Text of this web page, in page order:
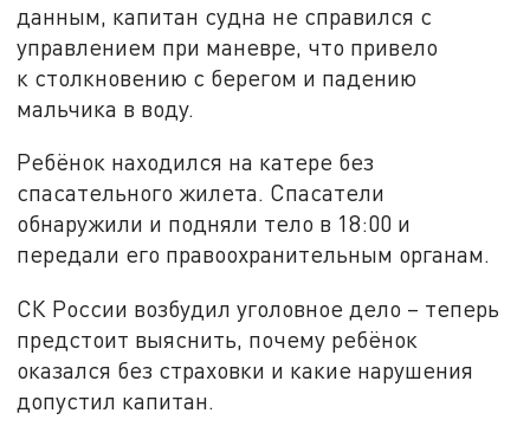
данным, капитан судна не справился с
управлением при маневре, что привело
к столкновению с берегом и падению
мальчика в воду.
Ребёнок находился на катере без
спасательного жилета. Спасатели
обнаружили и подняли тело в 18:00 и
передали его правоохранительным органам.
СК России возбудил уголовное дело – теперь
предстоит выяснить, почему ребёнок
оказался без страховки и какие нарушения
допустил капитан.